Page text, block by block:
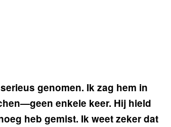
genomen. Ik zag hem in
enkele keer. Hij hield
heb gemist. Ik weet zeker dat